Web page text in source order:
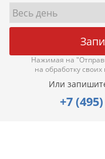
Нажимая на
на обработку
Или
+7